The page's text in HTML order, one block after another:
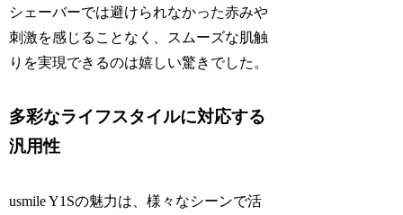
シェーバーでは避けられなかった赤みや
刺激を感じることなく、スムーズな肌触
りを実現できるのは嬉しい驚きでした。
多彩なライフスタイルに対応する
汎用性
usmile Y1Sの魅力は、様々なシーンで活